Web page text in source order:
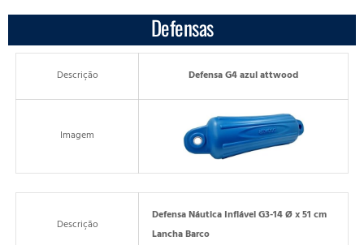
Defensas
Descrição Defensa G4 azul attwood
Imagem
Descrição
Defensa Náutica Inflável G3-14 Ø x 51 cm
Lancha Barco